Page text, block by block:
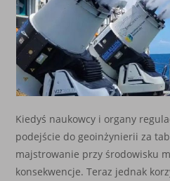
Kiedyś naukowcy i organy
podejście do geoinżynierii za
majstrowanie przy środowisku
konsekwencje. Teraz jednak